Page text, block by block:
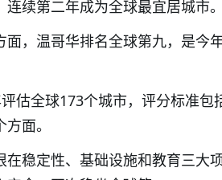
续第二年成为全球最宜居城市。
面，温哥华排名全球第九，是今
估全球173个城市，评分标准
面。
在稳定性、基础设施和教育三大